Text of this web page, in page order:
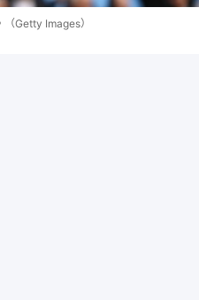
Getty Images）